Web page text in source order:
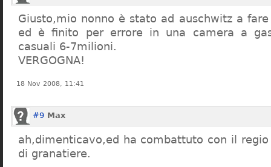
Giusto,mio nonno è stato ad auschwitz a
ed è finito per errore in una camera a
casuali 6-7milioni.
VERGOGNA!
18 Nov 2008, 11:41
#9 Max
ah,dimenticavo,ed ha combattuto con il
di granatiere.